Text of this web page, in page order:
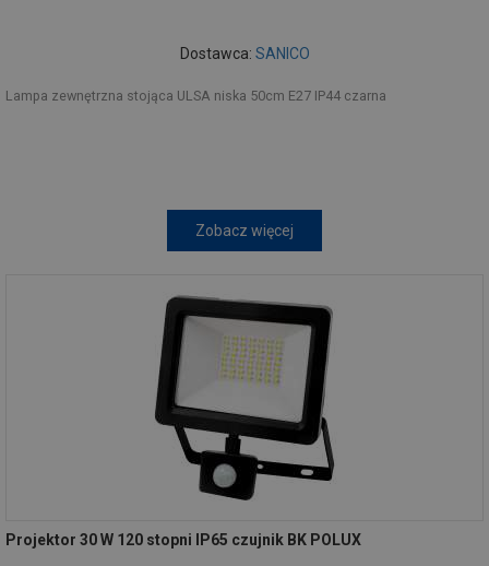
Dostawca: SANICO
Lampa zewnętrzna stojąca ULSA niska 50cm E27 IP44 czarna
Zobacz więcej
Projektor 30 W 120 stopni IP65 czujnik BK POLUX